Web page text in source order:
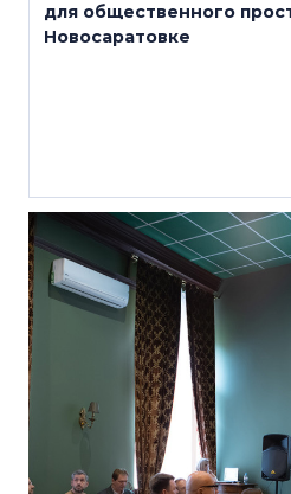
для общественного
Новосаратовке